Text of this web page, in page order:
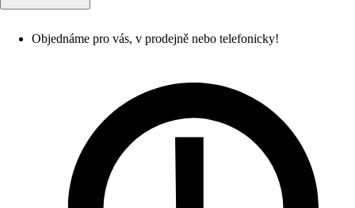
Objednáme pro vás, v prodejně nebo telefonicky!